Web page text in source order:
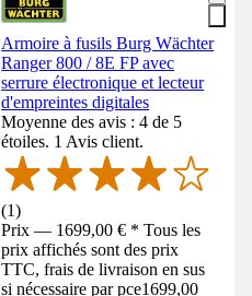
Armoire à fusils Burg Wächter
Ranger 800 / 8E FP avec
serrure électronique et lecteur
d'empreintes digitales
Moyenne des avis : 4 de 5
étoiles. 1 Avis client.
(1)
Prix — 1699,00 € * Tous les
prix affichés sont des prix
TTC, frais de livraison en sus
si nécessaire par pce1699,00